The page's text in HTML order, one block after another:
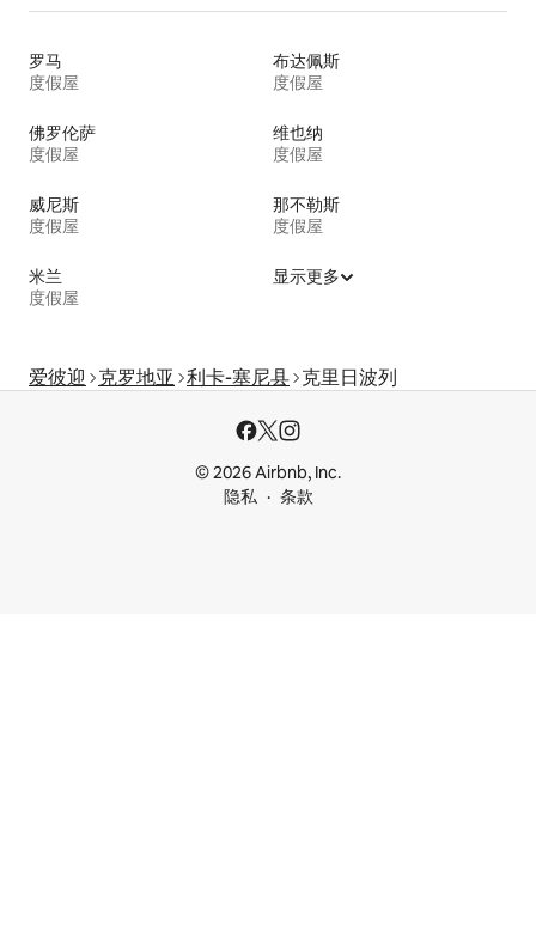
罗马
度假屋
布达佩斯
度假屋
佛罗伦萨
度假屋
维也纳
度假屋
威尼斯
度假屋
那不勒斯
度假屋
米兰
度假屋
显示更多
爱彼迎 克罗地亚 利卡-塞尼县 克里日波列
© 2026 Airbnb, Inc.
隐私
条款